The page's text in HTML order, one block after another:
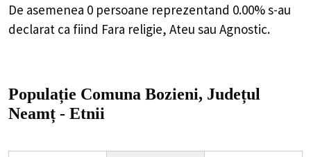
De asemenea 0 persoane reprezentand 0.00% s-au
declarat ca fiind Fara religie, Ateu sau Agnostic.
Populație Comuna Bozieni, Județul
Neamț - Etnii